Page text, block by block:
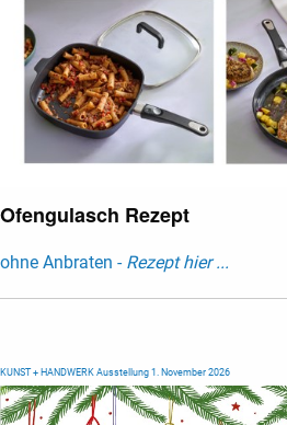
Ofengulasch Rezept
ohne Anbraten - Rezept hier ...
KUNST + HANDWERK Ausstellung 1. November 2026